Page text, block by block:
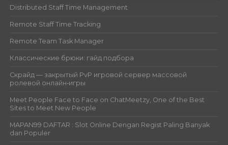
Distributed Staff Time Management
Remote Staff Time Tracking
Remote Team Task Manager
Классические брюки: гайд подбора
Скрайд — закрытый PvP игровой сервер массовой
ролевой онлайн‑игры
Meet People Face to Face on ChatMeetzy, One of the Best
Sites to Meet New People
MAPAN99 DAFTAR : Slot Online Dengan Regist Paling Banyak
dan Populer